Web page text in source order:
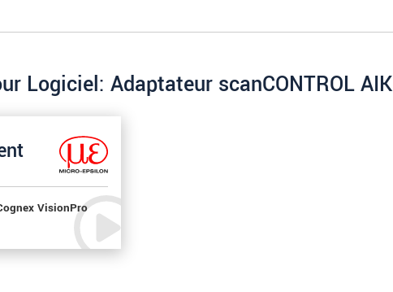
Logiciel: Adaptateur scanCONTROL AIK
VisionPro